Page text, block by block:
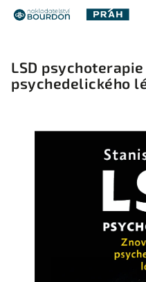
LSD psychoterapie
psychedelického